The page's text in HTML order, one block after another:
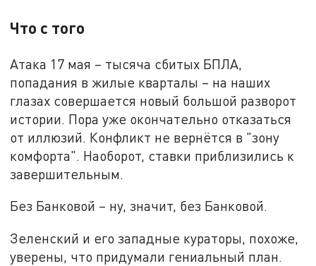
Что с того
Атака 17 мая – тысяча сбитых БПЛА,
попадания в жилые кварталы – на наших
глазах совершается новый большой разворот
истории. Пора уже окончательно отказаться
от иллюзий. Конфликт не вернётся в "зону
комфорта". Наоборот, ставки приблизились к
завершительным.
Без Банковой – ну, значит, без Банковой.
Зеленский и его западные кураторы, похоже,
уверены, что придумали гениальный план.